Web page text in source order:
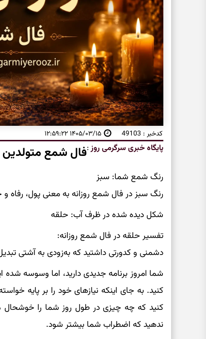
کدخبر : 49103 ۱۴۰۵/۰۳/۱۵ ۱۲:۵۹:۲۲
پایگاه خبری سرگرمی روز:فال شمع متولدین
رنگ شمع شما: سبز
رنگ سبز در فال شمع روزانه به معنی پول،
شکل دیده شده در ظرف آب: حلقه
تفسیر حلقه در فال شمع روزانه:
دشمنی و کدورتی داشتید که به‌زودی به آشتی
شما امروز برنامه جدیدی دارید، اما وسوسه شده
کنید. به جای اینکه نیازهای خود را بر پایه
کنید که چه چیزی در طول روز شما را خوشحال
ندهید که اضطراب شما بیشتر شود.